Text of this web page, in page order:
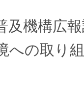
及機構広
への取り